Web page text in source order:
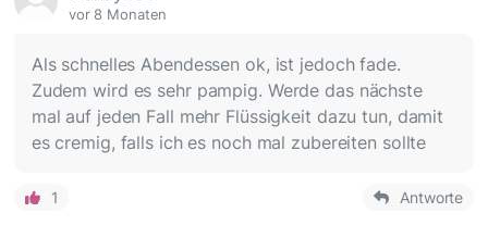
vor 8 Monaten
Als schnelles Abendessen ok, ist jedoch fade.
Zudem wird es sehr pampig. Werde das nächste
mal auf jeden Fall mehr Flüssigkeit dazu tun, damit
es cremig, falls ich es noch mal zubereiten sollte
1 Antworte